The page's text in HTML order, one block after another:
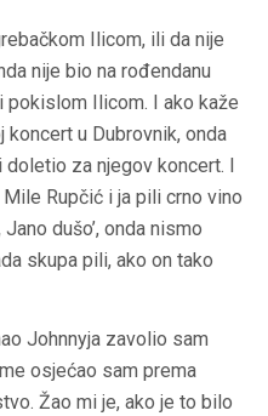
Ilicom, ili da nije
nije bio na rođendanu
pokislom Ilicom. I ako kaže
koncert u Dubrovnik, onda
za njegov koncert. I
Rupčić i ja pili crno vino
dušo’, onda nismo
skupa pili, ako on tako
Johnnyja zavolio sam
osjećao sam prema
Žao mi je, ako je to bilo